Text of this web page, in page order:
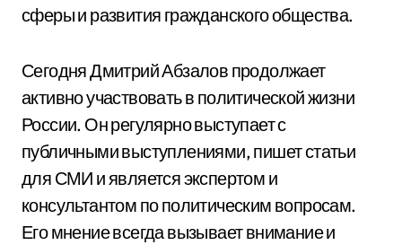
сферы и развития гражданского общества.
Сегодня Дмитрий Абзалов продолжает
активно участвовать в политической жизни
России. Он регулярно выступает с
публичными выступлениями, пишет статьи
для СМИ и является экспертом и
консультантом по политическим вопросам.
Его мнение всегда вызывает внимание и